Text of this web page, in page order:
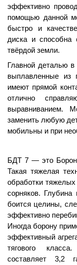
эффективно
помощью данной
быстро и
диска и
твёрдой земли.
Главной деталью
выплавленные из
имеют прямой
отлично
выравниванием.
заменить любую
мобильны и при
БДТ 7 — это
Такая тяжелая
обработки
сорняков. Глубина
боится целины,
эффективно
Иногда борону
эффективный
тягового
составляет 3,2